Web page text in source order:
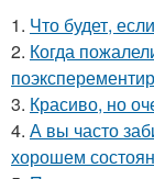
1. Что будет,
2. Когда
3. Красиво, но
4. А вы часто
хорошем